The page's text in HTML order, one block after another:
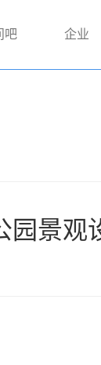
吧 企业
景观